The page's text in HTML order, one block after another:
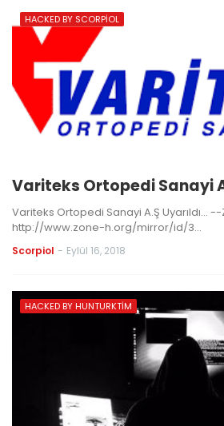
HACKED BY SCORPIOL
Variteks Ortopedi Sanayi
Variteks Ortopedi Sanayi A.Ş Uyarıldı...
http://www.zone-h.org/mirror/id/3…
Scorpiol - Eylül 16, 2018
HACKED BY HUNTURKTIM